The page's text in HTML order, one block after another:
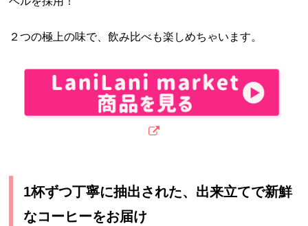
２つの極上の味で、飲み比べも楽しめちゃいます。
1杯ずつ丁寧に抽出された、出来立てで新鮮
なコーヒーをお届け